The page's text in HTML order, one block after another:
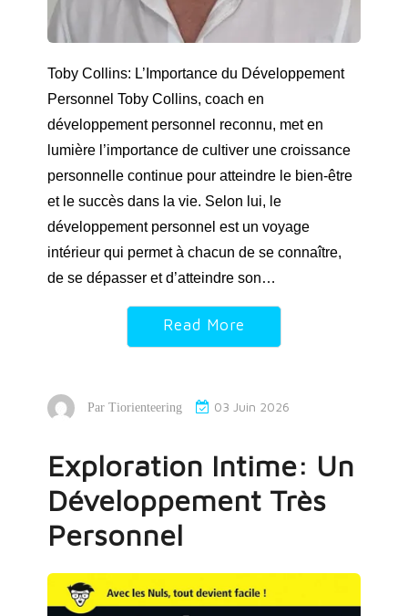
Toby Collins: L’Importance du Développement
Personnel Toby Collins, coach en
développement personnel reconnu, met en
lumière l’importance de cultiver une croissance
personnelle continue pour atteindre le bien-être
et le succès dans la vie. Selon lui, le
développement personnel est un voyage
intérieur qui permet à chacun de se connaître,
de se dépasser et d’atteindre son…
Read More
Par Tiorienteering 03 Juin 2026
Exploration Intime: Un
Développement Très
Personnel